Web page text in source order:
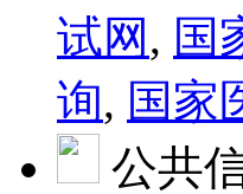
试网 , 国
询, 国家
公共